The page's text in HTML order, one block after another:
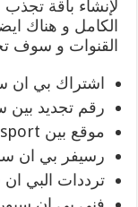
لإنشاء باقة تجذب
الكامل و هناك
القنوات و سوف
اشتراك بي ان
رقم تجديد
موقع بين sport الرسمي.
رسيفر بي ان
ترددات البي